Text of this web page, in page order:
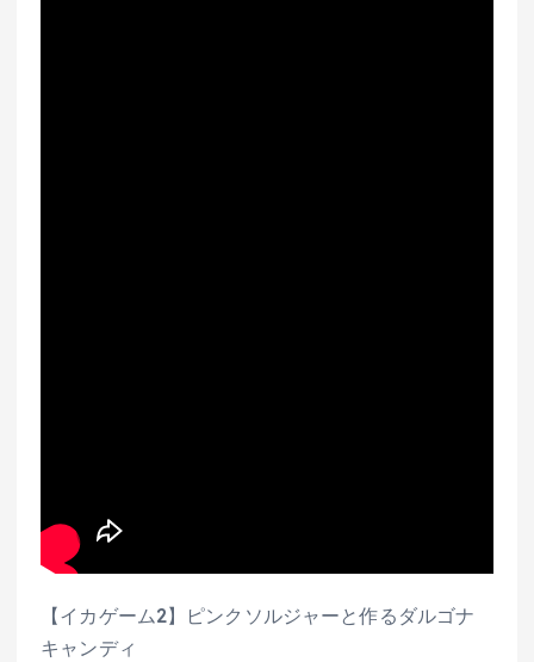
【イカゲーム2】ピンクソルジャーと作るダルゴナ
キャンディ